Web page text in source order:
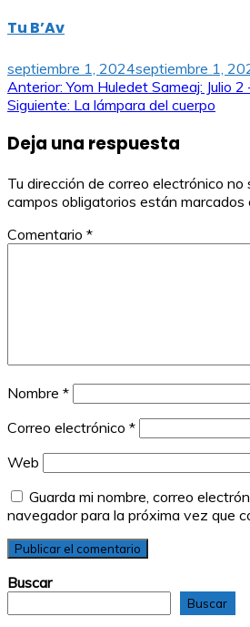
Tu B’Av
septiembre 1, 2024septiembre 1,
Navegación
entradas
Anterior: Yom Huledet Sameaj: Julio 2
Siguiente: La lámpara del cuerpo
Deja una respuesta
Tu dirección de correo electrónico no
campos obligatorios están marcados
Comentario *
Nombre *
Correo electrónico *
Web
Guarda mi nombre, correo
navegador para la próxima vez que
Buscar
Buscar